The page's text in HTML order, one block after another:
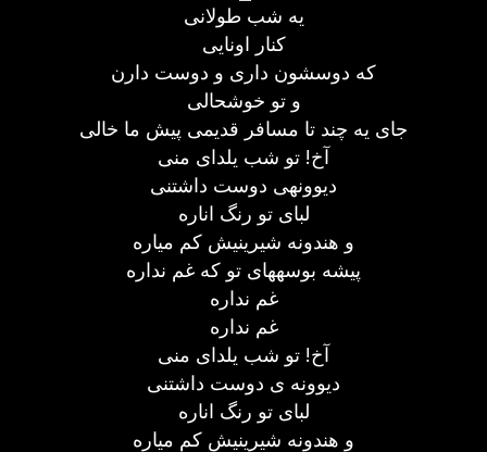
یه شب طولانی
کنار اونایی
که دوسشون داری و دوست دارن
و تو خوشحالی
جای یه چند تا مسافر قدیمی پیش ما خالی
آخ! تو شب یلدای منی
دیوونهی دوست داشتنی
لبای تو رنگ اناره
و هندونه شیرینیش کم میاره
پیشه بوسههای تو که غم نداره
غم نداره
غم نداره
آخ! تو شب یلدای منی
دیوونه ی دوست داشتنی
لبای تو رنگ اناره
و هندونه شیرینیش کم میاره